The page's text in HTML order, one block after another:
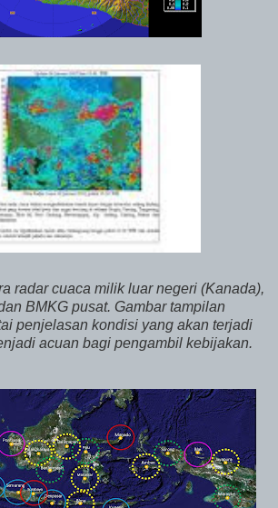
radar cuaca milik luar negeri (Kanada),
BMKG pusat. Gambar tampilan
penjelasan kondisi yang akan terjadi
acuan bagi pengambil kebijakan.